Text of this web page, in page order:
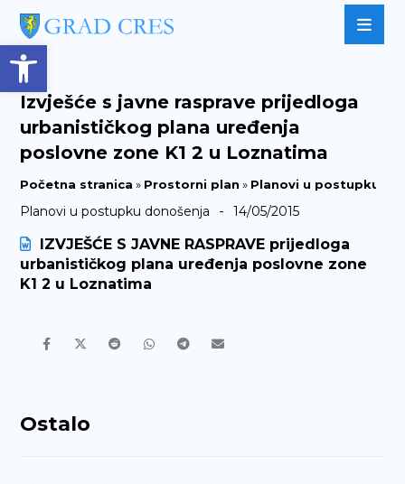
Open toolbar
Izvješće s javne rasprave prijedloga
urbanističkog plana uređenja
poslovne zone K1 2 u Loznatima
Početna stranica » Prostorni plan » Planovi u postupku
Planovi u postupku donošenja - 14/05/2015
IZVJEŠĆE S JAVNE RASPRAVE prijedloga
urbanističkog plana uređenja poslovne zone
K1 2 u Loznatima
Ostalo